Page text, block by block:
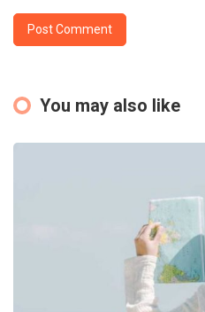
You may also like